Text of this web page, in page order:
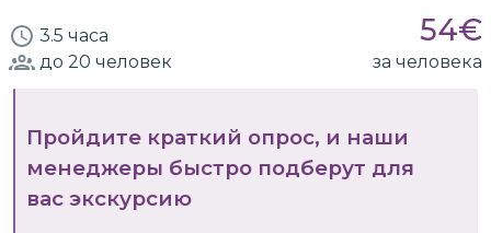
3.5 часа 54€
до 20 человек за человека
Пройдите краткий опрос, и наши
менеджеры быстро подберут для
вас экскурсию